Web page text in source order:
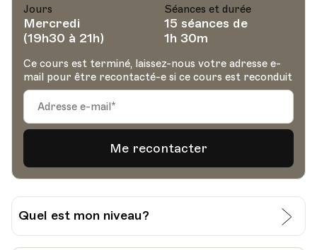
Jours
Mercredi
(19h30 à 21h)
Séances et durée
15 séances de
1h 30m
Ce cours est terminé, laissez-nous votre adresse e-
mail pour être recontacté-e si ce cours est reconduit
Quel est mon niveau?
J’évalue moi-même mon niveau: